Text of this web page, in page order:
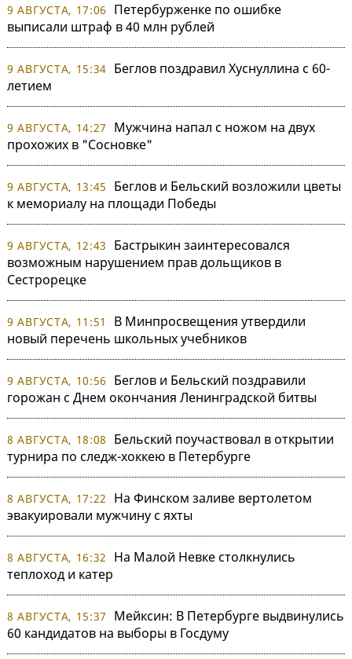
9 АВГУСТА, 17:06
Петербурженке по ошибке
выписали штраф в 40 млн рублей
9 АВГУСТА, 15:34 Беглов поздравил Хуснуллина с 60-
летием
9 АВГУСТА, 14:27
Мужчина напал с ножом на двух
прохожих в "Сосновке"
9 АВГУСТА, 13:45
Беглов и Бельский возложили цветы
к мемориалу на площади Победы
9 АВГУСТА, 12:43
Бастрыкин заинтересовался
возможным нарушением прав дольщиков в
Сестрорецке
9 АВГУСТА, 11:51
В Минпросвещения утвердили
новый перечень школьных учебников
9 АВГУСТА, 10:56
Беглов и Бельский поздравили
горожан с Днем окончания Ленинградской битвы
8 АВГУСТА, 18:08
Бельский поучаствовал в открытии
турнира по следж-хоккею в Петербурге
8 АВГУСТА, 17:22
На Финском заливе вертолетом
эвакуировали мужчину с яхты
8 АВГУСТА, 16:32
На Малой Невке столкнулись
теплоход и катер
8 АВГУСТА, 15:37
Мейксин: В Петербурге выдвинулись
60 кандидатов на выборы в Госдуму